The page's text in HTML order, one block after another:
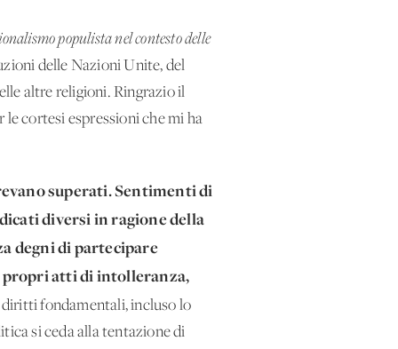
populista nel contesto delle
delle Nazioni Unite, del
altre religioni. Ringrazio il
cortesi espressioni che mi ha
superati. Sentimenti di
diversi in ragione della
degni di partecipare
propri atti di intolleranza,
diritti fondamentali, incluso lo
si ceda alla tentazione di